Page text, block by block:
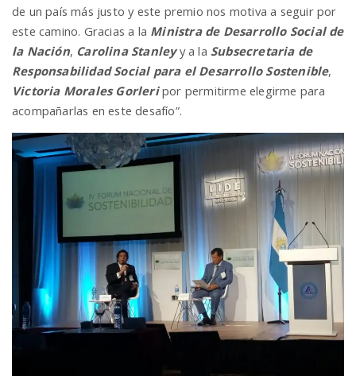
de un país más justo y este premio nos motiva a seguir por
este camino. Gracias a la Ministra de Desarrollo Social de
la Nación, Carolina Stanley y a la Subsecretaria de
Responsabilidad Social para el Desarrollo Sostenible,
Victoria Morales Gorleri por permitirme elegirme para
acompañarlas en este desafío”.